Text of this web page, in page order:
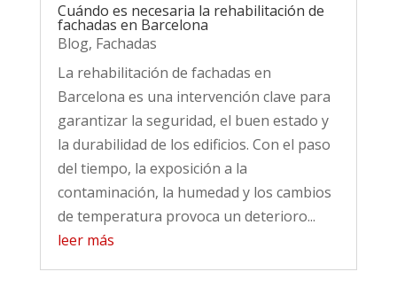
Cuándo es necesaria la rehabilitación de
fachadas en Barcelona
Blog, Fachadas
La rehabilitación de fachadas en
Barcelona es una intervención clave para
garantizar la seguridad, el buen estado y
la durabilidad de los edificios. Con el paso
del tiempo, la exposición a la
contaminación, la humedad y los cambios
de temperatura provoca un deterioro...
leer más